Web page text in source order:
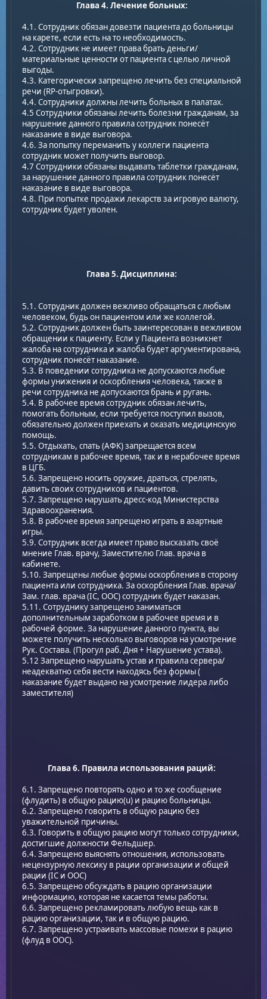
Глава 4. Лечение больных:
4.1. Сотрудник обязан довезти пациента до больницы
на карете, если есть на то необходимость.
4.2. Сотрудник не имеет права брать деньги/
материальные ценности от пациента с целью личной
выгоды.
4.3. Категорически запрещено лечить без специальной
речи (RP-отыгровки).
4.4. Сотрудники должны лечить больных в палатах.
4.5 Сотрудники обязаны лечить болезни гражданам, за
нарушение данного правила сотрудник понесёт
наказание в виде выговора.
4.6. За попытку переманить у коллеги пациента
сотрудник может получить выговор.
4.7 Сотрудники обязаны выдавать таблетки гражданам,
за нарушение данного правила сотрудник понесёт
наказание в виде выговора.
4.8. При попытке продажи лекарств за игровую валюту,
сотрудник будет уволен.
Глава 5. Дисциплина:
5.1. Сотрудник должен вежливо обращаться с любым
человеком, будь он пациентом или же коллегой.
5.2. Сотрудник должен быть заинтересован в вежливом
обращении к пациенту. Если у Пациента возникнет
жалоба на сотрудника и жалоба будет аргументирована,
сотрудник понесёт наказание.
5.3. В поведении сотрудника не допускаются любые
формы унижения и оскорбления человека, также в
речи сотрудника не допускаются брань и ругань.
5.4. В рабочее время сотрудник обязан лечить,
помогать больным, если требуется поступил вызов,
обязательно должен приехать и оказать медицинскую
помощь.
5.5. Отдыхать, спать (АФК) запрещается всем
сотрудникам в рабочее время, так и в нерабочее время
в ЦГБ.
5.6. Запрещено носить оружие, драться, стрелять,
давить своих сотрудников и пациентов.
5.7. Запрещено нарушать дресс-код Министерства
Здравоохранения.
5.8. В рабочее время запрещено играть в азартные
игры.
5.9. Сотрудник всегда имеет право высказать своё
мнение Глав. врачу, Заместителю Глав. врача в
кабинете.
5.10. Запрещены любые формы оскорбления в сторону
пациента или сотрудника. За оскорбления Глав. врача/
Зам. глав. врача (IC, OOC) сотрудник будет наказан.
5.11. Сотруднику запрещено заниматься
дополнительным заработком в рабочее время и в
рабочей форме. За нарушение данного пункта, вы
можете получить несколько выговоров на усмотрение
Рук. Состава. (Прогул раб. Дня + Нарушение устава).
5.12 Запрещено нарушать устав и правила сервера/
неадекватно себя вести находясь без формы (
наказание будет выдано на усмотрение лидера либо
заместителя)
Глава 6. Правила использования раций:
6.1. Запрещено повторять одно и то же сообщение
(флудить) в общую рацию(u) и рацию больницы.
6.2. Запрещено говорить в общую рацию без
уважительной причины.
6.3. Говорить в общую рацию могут только сотрудники,
достигшие должности Фельдшер.
6.4. Запрещено выяснять отношения, использовать
нецензурную лексику в рации организации и общей
рации (IC и ООС)
6.5. Запрещено обсуждать в рацию организации
информацию, которая не касается темы работы.
6.6. Запрещено рекламировать любую вещь как в
рацию организации, так и в общую рацию.
6.7. Запрещено устраивать массовые помехи в рацию
(флуд в ООС).